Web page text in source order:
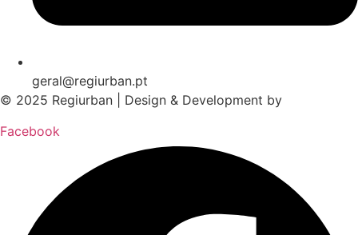
geral@regiurban.pt
© 2025 Regiurban | Design & Development by
Facebook